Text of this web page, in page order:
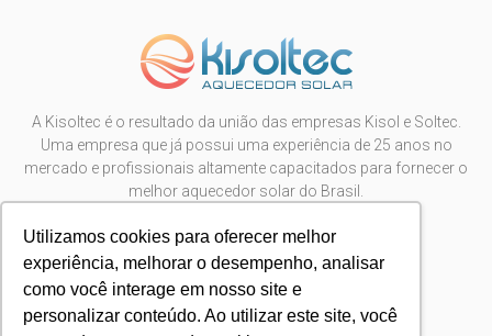
Utilizamos cookies para oferecer melhor
experiência, melhorar o desempenho, analisar
como você interage em nosso site e
personalizar conteúdo. Ao utilizar este site, você
A Kisoltec é o resultado da união das empresas Kisol e Soltec.
Uma empresa que já possui uma experiência de 25 anos no
mercado e profissionais altamente capacitados para fornecer o
melhor aquecedor solar do Brasil.
São Carlos/SP
+55 16.98195-0096
contato@kisoltec.com.br